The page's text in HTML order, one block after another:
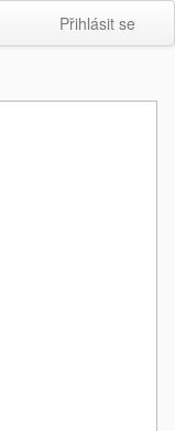
Přihlásit se